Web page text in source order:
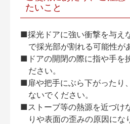
たいこと
■採光ドアに強い衝撃を与え
で採光部が割れる可能性が
■ドアの開閉の際に指や手を
ださい。
■扉や把手にぶら下がったり
ないでください。
■ストーブ等の熱源を近づけ
りや表面の歪みの原因にな